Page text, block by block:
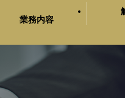
業務内容